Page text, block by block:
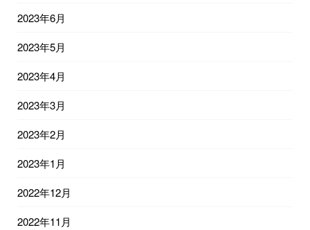
2023年6月
2023年5月
2023年4月
2023年3月
2023年2月
2023年1月
2022年12月
2022年11月